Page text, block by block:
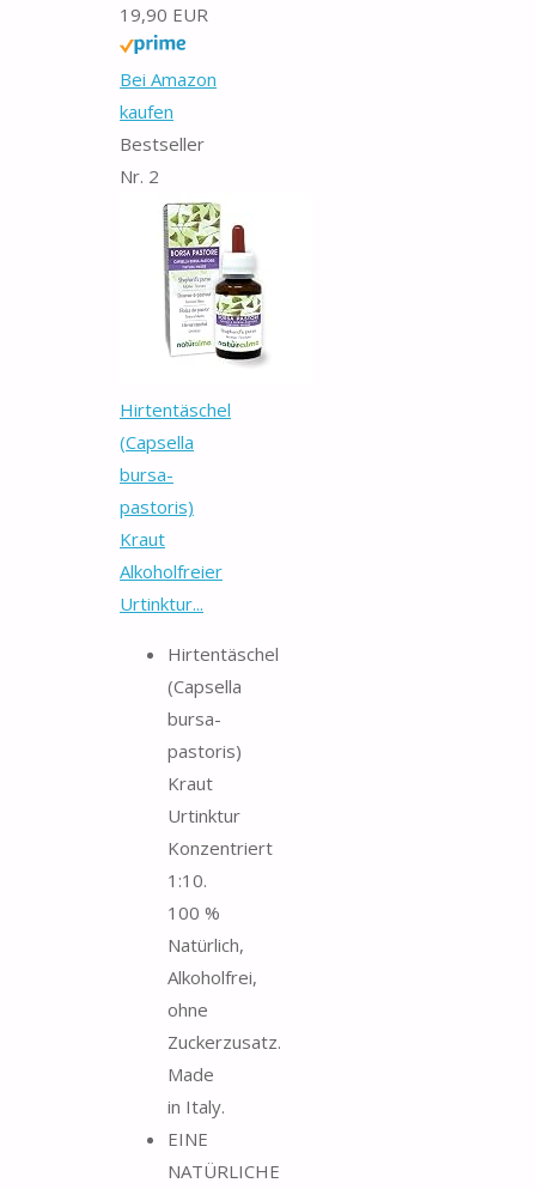
19,90 EUR
Bei Amazon
kaufen
Bestseller
Nr. 2
Hirtentäschel
(Capsella
bursa-
pastoris)
Kraut
Alkoholfreier
Urtinktur...
Hirtentäschel
(Capsella
bursa-
pastoris)
Kraut
Urtinktur
Konzentriert
1:10.
100 %
Natürlich,
Alkoholfrei,
ohne
Zuckerzusatz.
Made
in Italy.
EINE
NATÜRLICHE